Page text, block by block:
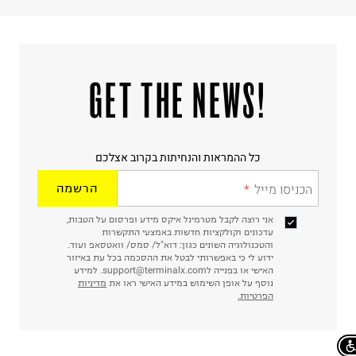
!GET THE NEWS
כל ההמראות והנחיתות בקרוב אצלכם
הכניסו מייל הרשמה
אני רוצה לקבל מטרמינל איקס מידע ופרסום על הטבות,
עדכונים וקולקציות חדשות באמצעי התקשרות
והטכנולוגיה השונים כגון: דוא"ל/ סמס/ וואטסאפ ועוד.
ידוע לי כי באפשרותי לבטל את ההסכמה בכל עת באיזור
האישי או בפנייה לsupport@terminalx.com. למידע
נוסף על אופן השימוש במידע האישי ראו את מדיניות
הפרטיות.